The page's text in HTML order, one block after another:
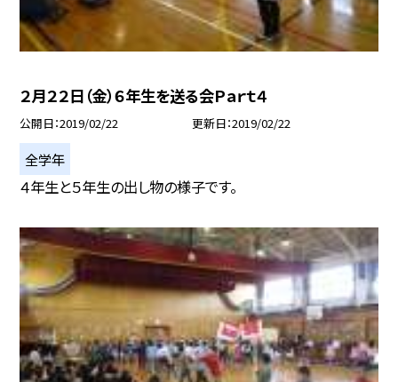
２月２２日（金）６年生を送る会Ｐａｒｔ４
公開日 2019/02/22 更新日 2019/02/22
全学年
４年生と５年生の出し物の様子です。